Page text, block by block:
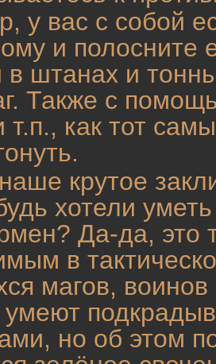
у вас с собой
и полосните
в штанах и
Также с
т.п., как тот
крутое
хотели
Да-да, это
в
магов,
но об этом